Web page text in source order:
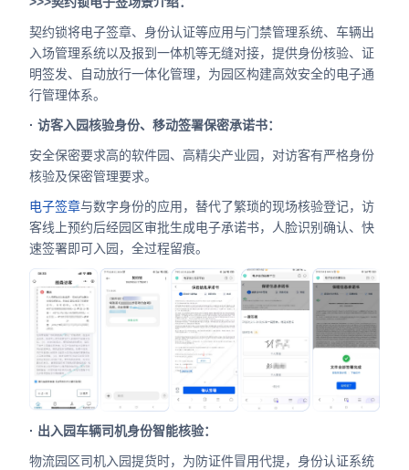
契约锁将电子签章、身份认证等应用与门禁管理系统、车辆出
入场管理系统以及报到一体机等无缝对接，提供身份核验、证
明签发、自动放行一体化管理，为园区构建高效安全的电子通
行管理体系。
· 访客入园核验身份、移动签署保密承诺书：
安全保密要求高的软件园、高精尖产业园，对访客有严格身份
核验及保密管理要求。
电子签章与数字身份的应用，替代了繁琐的现场核验登记，访
客线上预约后经园区审批生成电子承诺书，人脸识别确认、快
速签署即可入园，全过程留痕。
· 出入园车辆司机身份智能核验：
物流园区司机入园提货时，为防证件冒用代提，身份认证系统